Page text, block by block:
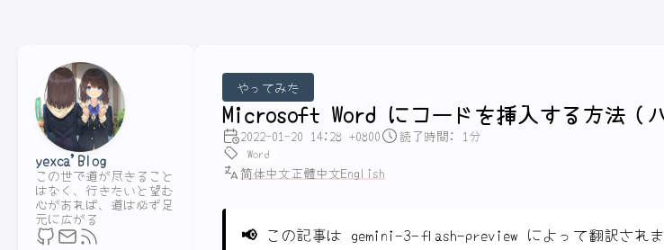
yexca'Blog
この世で道が尽きること
はなく、行きたいと望む
心があれば、道は必ず足
元に広がる
やってみた
Microsoft Word にコードを挿入する方法（
2022-01-20 14:28 +0800 読了時間: 1分
Word
简体中文正體中文English
📢この記事は gemini-3-flash-preview によって翻訳され